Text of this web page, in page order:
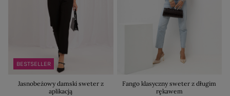
BESTSELLER
Jasnobeżowy damski sweter z
aplikacją
Fango klasyczny sweter z długim
rękawem